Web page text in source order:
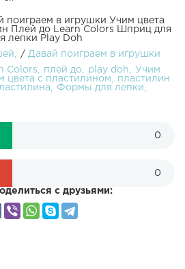
Семья пальчиков На русском
с куклами Учим животных Для
шар для детей Куклы малыш
игр для детей Маша и Медведь
Раскраска - учим цвета.
для детей на русском с
девочек - куклы пупс - дочки
сердце Принцессы Диснея
посвящен развитию ребенка,
из мультиков и другим темам
и мальчикам и девочкам.
темам: изучаем цвета
поиграем в игрушки Учим цвета
Плей до Learn Colors Шприц для
лепки Play Doh
/ Давай поиграем в игрушки
Colors плей до play doh
Учим
цвета с пластилином
пластилин
Формы для лепки
0
0
с друзьями: